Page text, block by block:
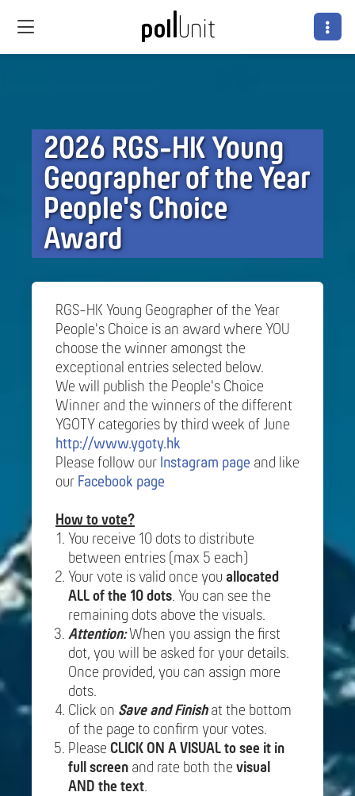
2026 RGS-HK Young
Geographer of the Year
People's Choice
Award
RGS-HK Young Geographer of the Year
People's Choice is an award where YOU
choose the winner amongst the
exceptional entries selected below.
We will publish the People's Choice
Winner and the winners of the different
YGOTY categories by third week of June
http://www.ygoty.hk
Please follow our Instagram page and like
our Facebook page
How to vote?
You receive 10 dots to distribute
between entries (max 5 each)
Your vote is valid once you allocated
ALL of the 10 dots. You can see the
remaining dots above the visuals.
Attention:When you assign the first
dot, you will be asked for your details.
Once provided, you can assign more
dots.
Click on Save and Finishat the bottom
of the page to confirm your votes.
Please CLICK ON A VISUAL to see it in
full screen and rate both the visual
AND the text.